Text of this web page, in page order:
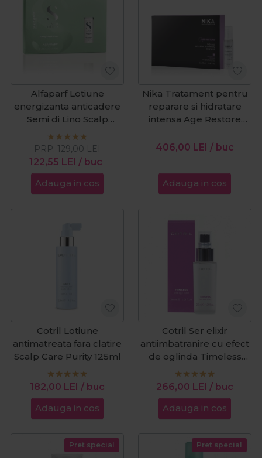
Alfaparf Lotiune
energizanta anticadere
Semi di Lino Scalp
Renew Energizing
12x10ml
122,55 LEI / buc
PRP: 129,00 LEI
Adauga in cos
Nika Tratament pentru
reparare si hidratare
intensa Age Restore
406,00 LEI / buc
Adauga in cos
Cotril Lotiune
antimatreata fara clatire
Scalp Care Purity 125ml
182,00 LEI / buc
Adauga in cos
Cotril Ser elixir
antiimbatranire cu efect
de oglinda Timeless
Elixir 30ml
266,00 LEI / buc
Adauga in cos
Pret special Pret special